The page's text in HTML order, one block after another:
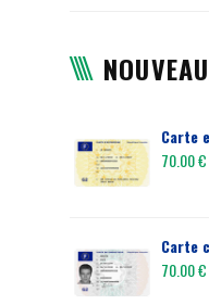
Carte
70.00€
Carte
70.00€